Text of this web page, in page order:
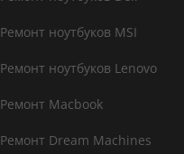
Ремонт ноутбуков MSI
Ремонт ноутбуков Lenovo
Ремонт Macbook
Ремонт Dream Machines